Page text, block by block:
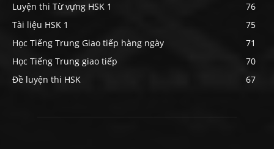
Luyện thi Từ vựng HSK 1
76
Tài liệu HSK 1
75
Học Tiếng Trung Giao tiếp hàng ngày
71
Học Tiếng Trung giao tiếp
70
Đề luyện thi HSK
67